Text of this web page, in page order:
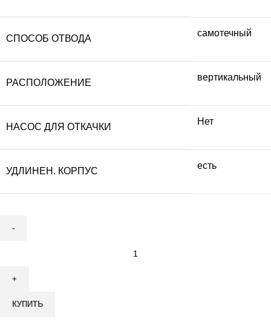
СПОСОБ ОТВОДА
самотечный
РАСПОЛОЖЕНИЕ
вертикальный
НАСОС ДЛЯ ОТКАЧКИ
Нет
УДЛИНЕН. КОРПУС
есть
Септик
Юнилос
КУПИТЬ